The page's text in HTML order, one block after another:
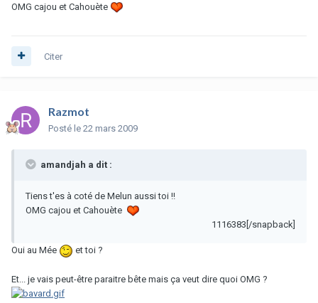
OMG cajou et Cahouète
Citer
Razmot
Posté le 22 mars 2009
amandjah a dit :
Tiens t'es à coté de Melun aussi toi !!
OMG cajou et Cahouète
1116383[/snapback]
Oui au Mée et toi ?
Et... je vais peut-être paraitre bête mais ça veut dire quoi OMG ?